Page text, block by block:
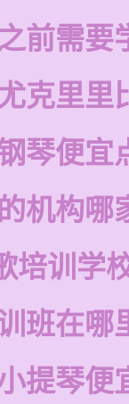
前需要
克里里
琴便宜
机构哪
培训学
班在哪
提琴便